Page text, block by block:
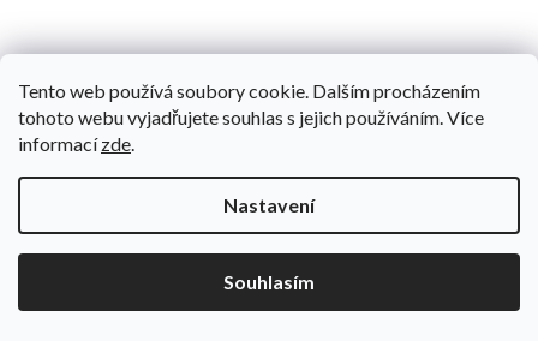
Tento web používá soubory cookie. Dalším procházením
tohoto webu vyjadřujete souhlas s jejich používáním. Více
informacízde.
Nastavení
Souhlasím